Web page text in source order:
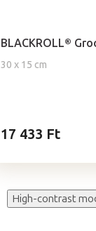
BLACKROLL®
30 x 15 cm
átlagos
értékelése
17 433 Ft
High-contrast